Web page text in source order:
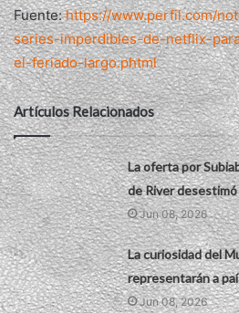
Fuente:https://www.perfil.com/
series-imperdibles-de-netflix-
el-feriado-largo.phtml
Artículos Relacionados
La oferta por
de River desestimó
Jun 08, 2026
La curiosidad del
representarán a
Jun 08, 2026